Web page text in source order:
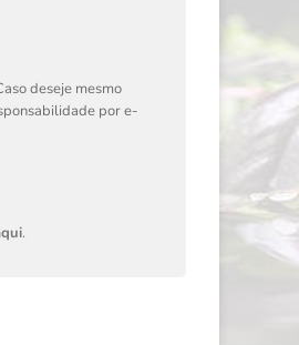
deseje mesmo
por e-
.